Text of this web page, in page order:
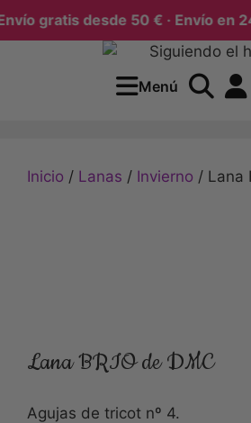
gratis desde 50 € · Envío en 24/
Menú
Inicio / Lanas / Invierno / Lana
Lana BRIO de DMC
Agujas de tricot nº 4.